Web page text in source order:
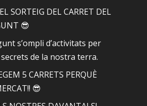
SORTEIG DEL CARRET DEL
😎
s’ompli d’activitats per
de la nostra terra.
5 CARRETS PERQUÈ
😎